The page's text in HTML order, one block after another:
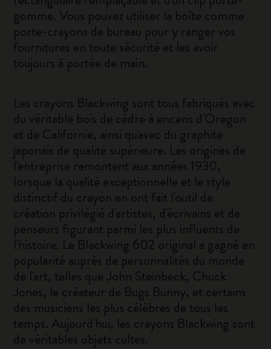
gomme. Vous pouvez utiliser la boîte comme
porte-crayons de bureau pour y ranger vos
fournitures en toute sécurité et les avoir
toujours à portée de main.
Les crayons Blackwing sont tous fabriqués avec
du véritable bois de cèdre à encens d'Oregon
et de Californie, ainsi qu'avec du graphite
japonais de qualité supérieure. Les origines de
l'entreprise remontent aux années 1930,
lorsque la qualité exceptionnelle et le style
distinctif du crayon en ont fait l'outil de
création privilégié d'artistes, d'écrivains et de
penseurs figurant parmi les plus influents de
l'histoire. Le Blackwing 602 original a gagné en
popularité auprès de personnalités du monde
de l'art, telles que John Steinbeck, Chuck
Jones, le créateur de Bugs Bunny, et certains
des musiciens les plus célèbres de tous les
temps. Aujourd'hui, les crayons Blackwing sont
de véritables objets cultes.